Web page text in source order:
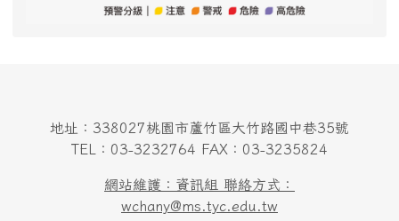
地址：338027桃園市蘆竹區大竹路國中巷35號
TEL：03-3232764 FAX：03-3235824
網站維護：資訊組 聯絡方式：
wchany@ms.tyc.edu.tw